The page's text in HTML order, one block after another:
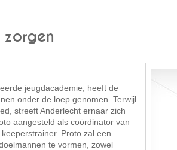
zorgen
jeugdacademie, heeft de
onder de loep genomen. Terwijl
streeft Anderlecht ernaar zich
aangesteld als coördinator van
Proto zal een
te vormen, zowel